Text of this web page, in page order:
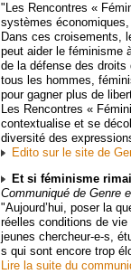
"Les Rencontres «
systèmes
Dans ces croisements,
peut aider le féminisme
de la défense des
tous les hommes,
pour gagner plus de
Les Rencontres «
contextualise et se
diversité des
Edito sur le site de
Et si féminisme
Communiqué de Genre
"Aujourd’hui, poser la
réelles conditions de vie
jeunes chercheur-e-s,
s qui sont encore trop
Lire la suite du